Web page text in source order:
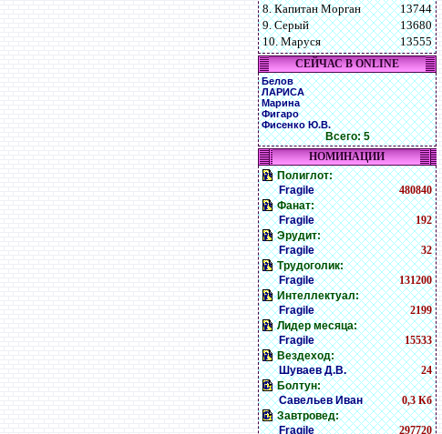
8. Капитан Морган
13744
9. Серый
13680
10. Маруся
13555
СЕЙЧАС В ONLINE
Белов
ЛАРИСА
Марина
Фигаро
Фисенко Ю.В.
Всего: 5
НОМИНАЦИИ
Полиглот:
Fragile
480840
Фанат:
Fragile
192
Эрудит:
Fragile
32
Трудоголик:
Fragile
131200
Интеллектуал:
Fragile
2199
Лидер месяца:
Fragile
15533
Вездеход:
Шуваев Д.В.
24
Болтун:
Савельев Иван
0,3 Кб
Завтровед:
Fragile
297720